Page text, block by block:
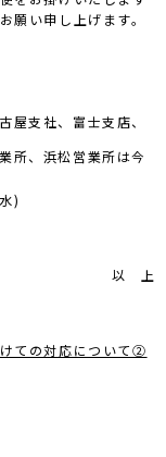
願い申し上げます。
屋支社、富士支店、
所、浜松営業所は今
)
以 上
ての対応について②